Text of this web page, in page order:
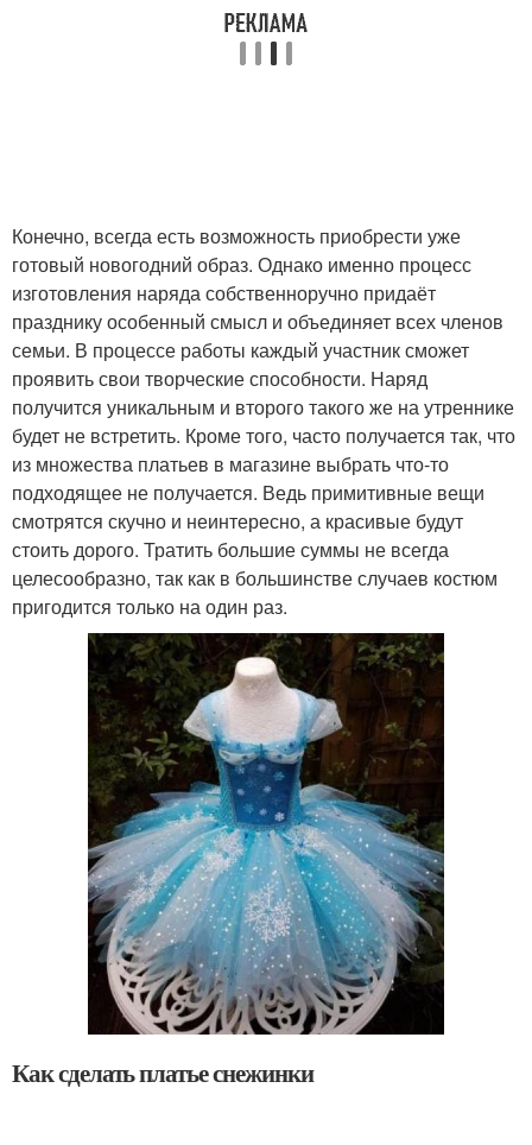
Конечно, всегда есть возможность приобрести уже
готовый новогодний образ. Однако именно процесс
изготовления наряда собственноручно придаёт
празднику особенный смысл и объединяет всех членов
семьи. В процессе работы каждый участник сможет
проявить свои творческие способности. Наряд
получится уникальным и второго такого же на утреннике
будет не встретить. Кроме того, часто получается так, что
из множества платьев в магазине выбрать что-то
подходящее не получается. Ведь примитивные вещи
смотрятся скучно и неинтересно, а красивые будут
стоить дорого. Тратить большие суммы не всегда
целесообразно, так как в большинстве случаев костюм
пригодится только на один раз.
Как сделать платье снежинки